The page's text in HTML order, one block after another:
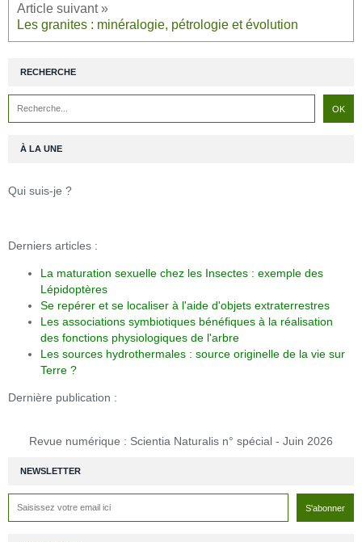
Les granites : minéralogie, pétrologie et évolution
NEWSLETTER
RECHERCHE
À LA UNE
Qui suis-je ?
Derniers articles :
La maturation sexuelle chez les Insectes : exemple des
Lépidoptères
Se repérer et se localiser à l'aide d'objets extraterrestres
Les associations symbiotiques bénéfiques à la réalisation
des fonctions physiologiques de l'arbre
Les sources hydrothermales : source originelle de la vie sur
Terre ?
Dernière publication :
Revue numérique : Scientia Naturalis n° spécial - Juin 2026